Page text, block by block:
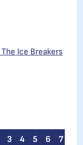
Ice Breakers
3 4 5 6 7